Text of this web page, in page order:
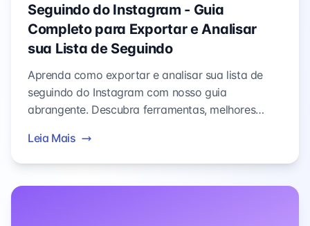
Seguindo do Instagram - Guia
Completo para Exportar e Analisar
sua Lista de Seguindo
Aprenda como exportar e analisar sua lista de
seguindo do Instagram com nosso guia
abrangente. Descubra ferramentas, melhores
de seguindo.
Leia Mais